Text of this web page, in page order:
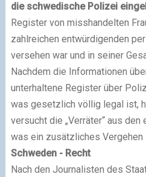
die schwedische Polizei
Register von misshandelten
zahlreichen entwürdigenden
versehen war und in seiner
Nachdem die Informationen
unterhaltene Register über
was gesetzlich völlig legal ist,
versucht die „Verräter“ aus den
was ein zusätzliches Vergehen
Schweden - Recht
Nach den Journalisten des